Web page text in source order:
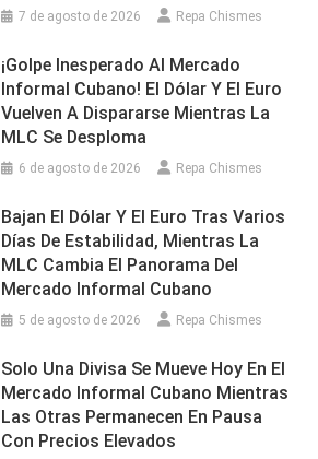
7 de agosto de 2026 Repa Chismes
¡Golpe Inesperado Al Mercado
Informal Cubano! El Dólar Y El Euro
Vuelven A Dispararse Mientras La
MLC Se Desploma
6 de agosto de 2026 Repa Chismes
Bajan El Dólar Y El Euro Tras Varios
Días De Estabilidad, Mientras La
MLC Cambia El Panorama Del
Mercado Informal Cubano
5 de agosto de 2026 Repa Chismes
Solo Una Divisa Se Mueve Hoy En El
Mercado Informal Cubano Mientras
Las Otras Permanecen En Pausa
Con Precios Elevados